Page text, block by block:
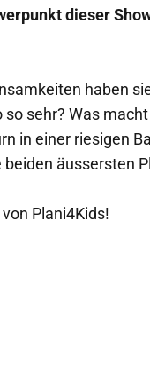
dieser
haben
sehr? Was
in einer riesigen
äussersten
Plani4Kids!